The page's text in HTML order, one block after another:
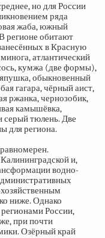
но для России
ряда
жаба, южный
регионе обитают
в Красную
атлантический
кумжа (две формы),
обыкновенный
гагара, чёрный аист,
ржанка, чернозобик,
камышёвка,
серый тюлень. Две
для региона.
и,
водно-
ниже. Однако
России,
при почти
Озёрный край